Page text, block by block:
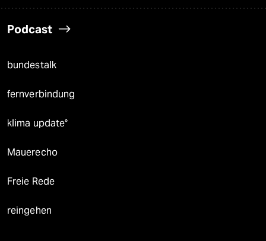
Podcast
bundestalk
fernverbindung
klima update°
Mauerecho
Freie Rede
reingehen